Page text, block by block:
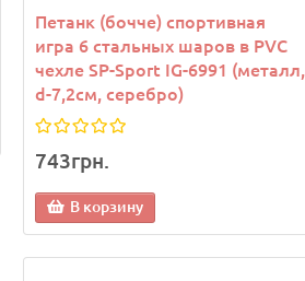
1 139грн.
В корзину
Петанк (бочче) спортивная
игра 6 стальных шаров в PVC
чехле SP-Sport IG-6991 (металл,
d-7,2см, серебро)
743грн.
В корзину